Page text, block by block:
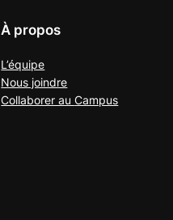
À propos
L’équipe
Nous joindre
Collaborer auCampus